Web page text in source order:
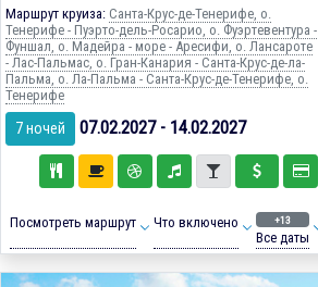
Маршрут круиза: Санта-Крус-де-Тенерифе, о.
Тенерифе - Пуэрто-дель-Росарио, о. Фуэртевентура -
Фуншал, о. Мадейра - море - Аресифи, о. Лансароте
- Лас-Пальмас, о. Гран-Канария - Санта-Крус-де-ла-
Пальма, о. Ла-Пальма - Санта-Крус-де-Тенерифе, о.
Тенерифе
7 ночей 07.02.2027 - 14.02.2027
Посмотреть маршрут Что включено +13
Все даты